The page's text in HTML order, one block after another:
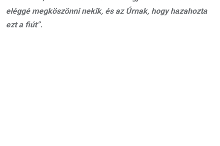
eléggé megköszönni nekik, és az Úrnak, hogy hazahozta
ezt a fiút”.